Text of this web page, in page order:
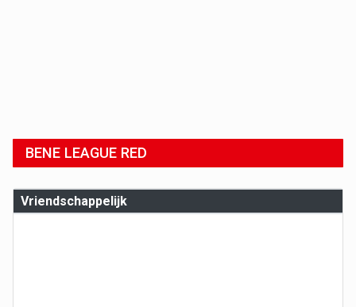
BENE LEAGUE RED
Vriendschappelijk